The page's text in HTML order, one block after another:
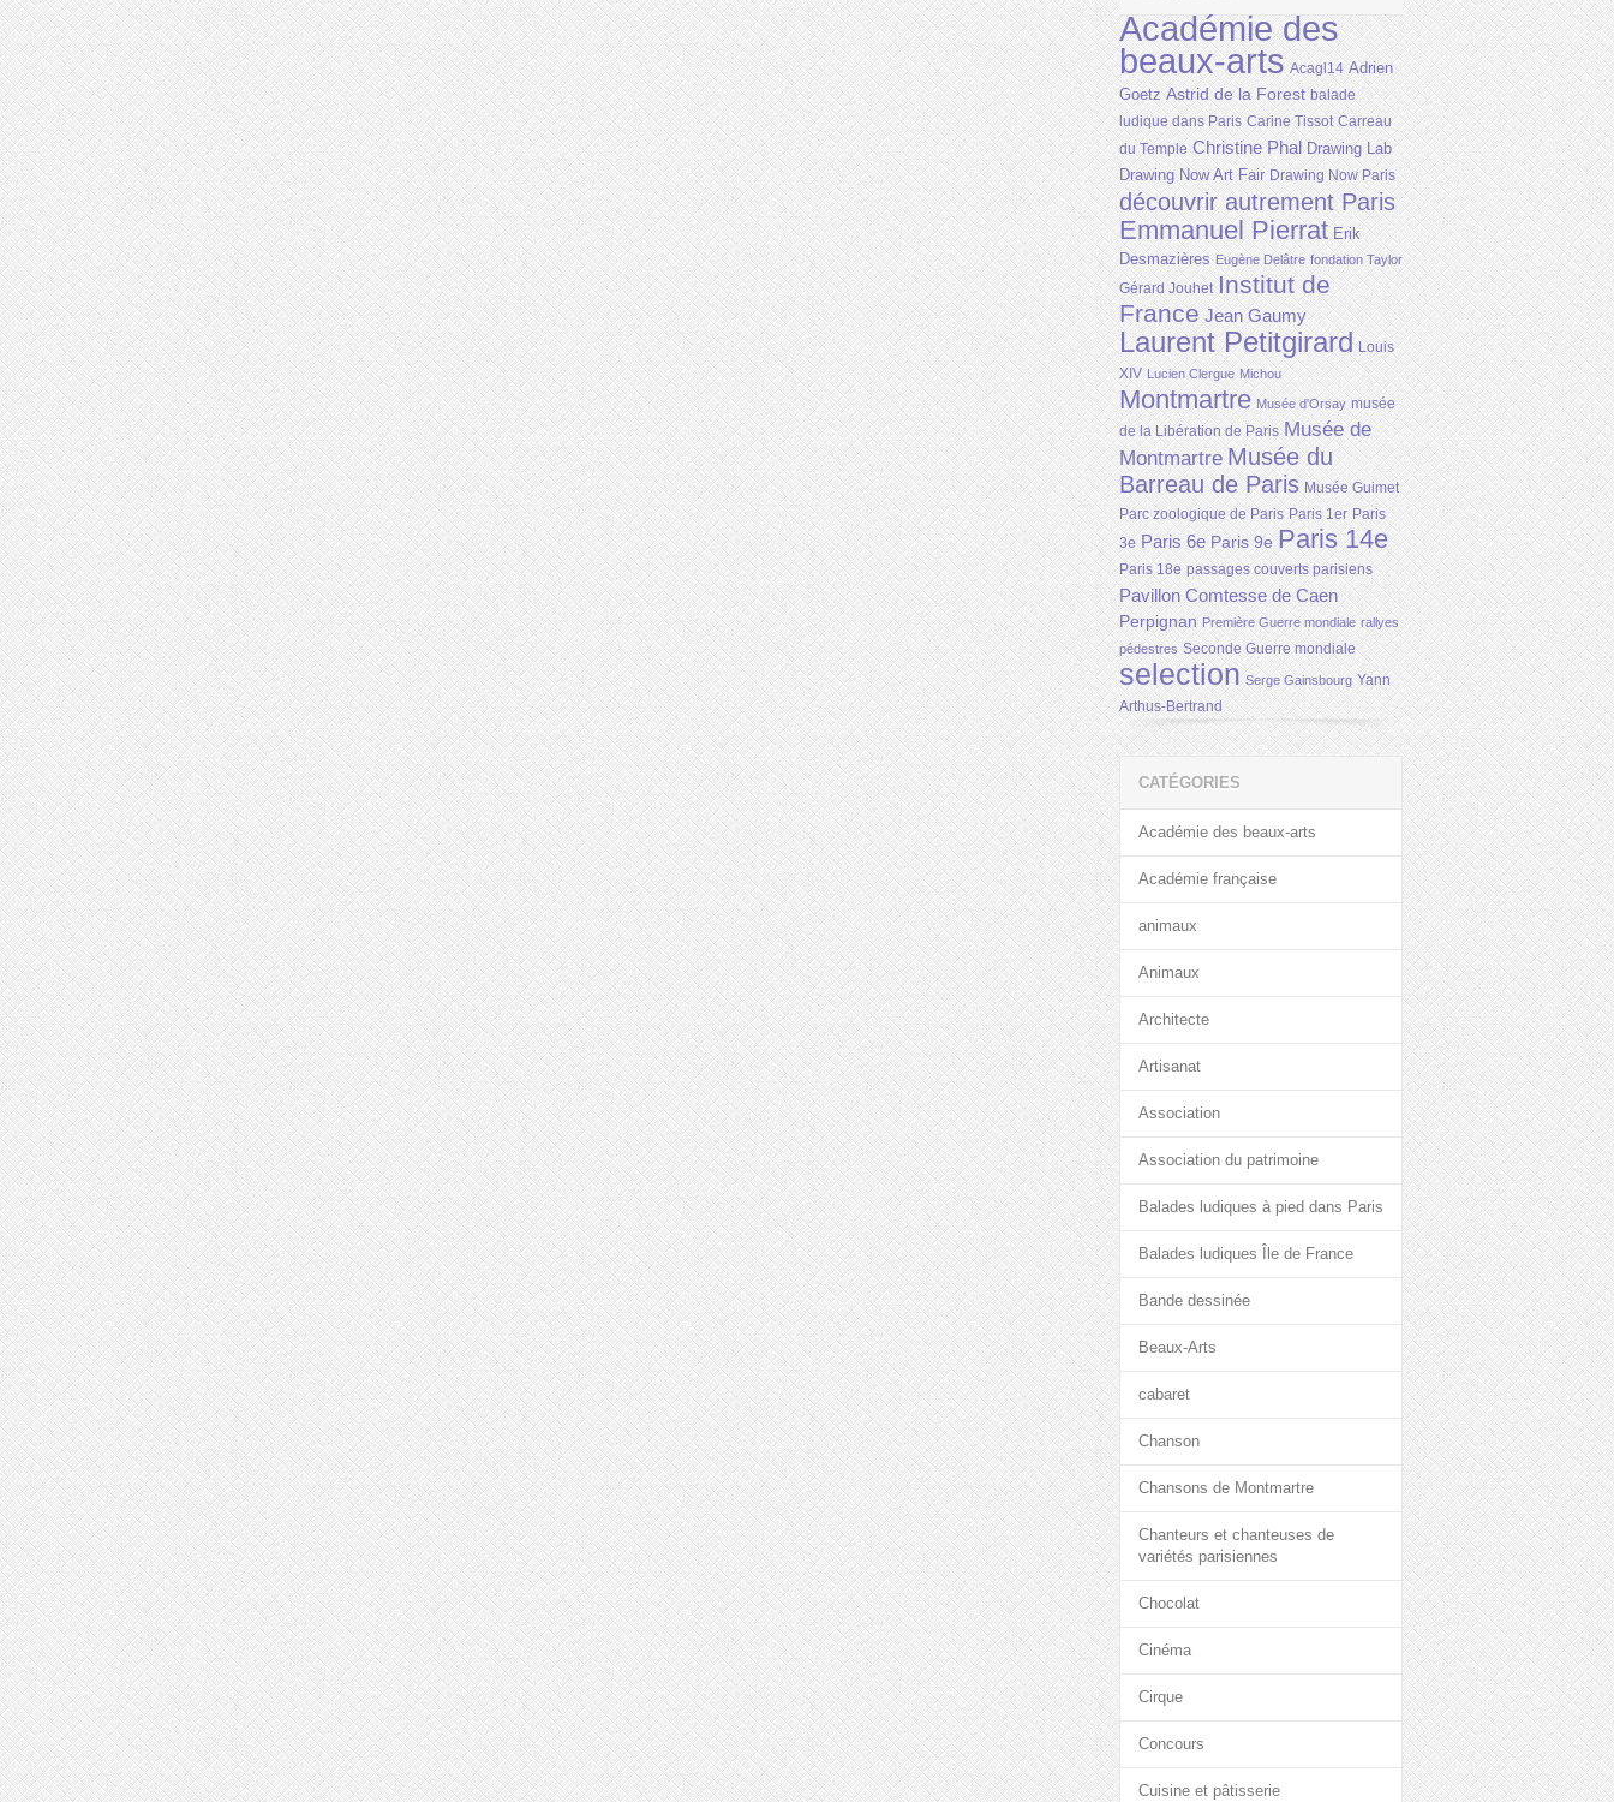
Académie des
beaux-arts Acagl14 Adrien
Goetz Astrid de la Forest balade
ludique dans Paris Carine Tissot Carreau
du Temple Christine Phal Drawing Lab
Drawing Now Art Fair Drawing Now Paris
découvrir autrement Paris
Emmanuel Pierrat Erik
Desmazières Eugène Delâtre fondation Taylor
Gérard Jouhet Institut de
France Jean Gaumy
Laurent Petitgirard Louis
XIV Lucien Clergue Michou
Montmartre Musée d'Orsay musée
de la Libération de Paris Musée de
Montmartre Musée du
Barreau de Paris Musée Guimet
Parc zoologique de Paris Paris 1er Paris
3e Paris 6e Paris 9e Paris 14e
Paris 18e passages couverts parisiens
Pavillon Comtesse de Caen
Perpignan Première Guerre mondiale rallyes
pédestres Seconde Guerre mondiale
selection Serge Gainsbourg Yann
Arthus-Bertrand
CATÉGORIES
Académie des beaux-arts
Académie française
animaux
Animaux
Architecte
Artisanat
Association
Association du patrimoine
Balades ludiques à pied dans Paris
Balades ludiques Île de France
Bande dessinée
Beaux-Arts
cabaret
Chanson
Chansons de Montmartre
Chanteurs et chanteuses de
variétés parisiennes
Chocolat
Cinéma
Cirque
Concours
Cuisine et pâtisserie